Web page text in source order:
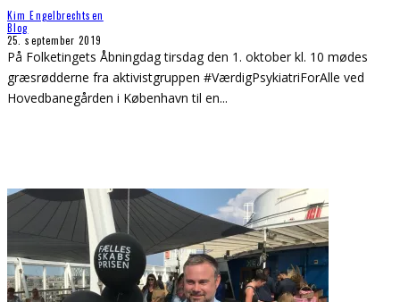
Kim Engelbrechtsen
Blog
25. september 2019
På Folketingets Åbningdag tirsdag den 1. oktober kl. 10 mødes
græsrødderne fra aktivistgruppen #VærdigPsykiatriForAlle ved
Hovedbanegården i København til en...